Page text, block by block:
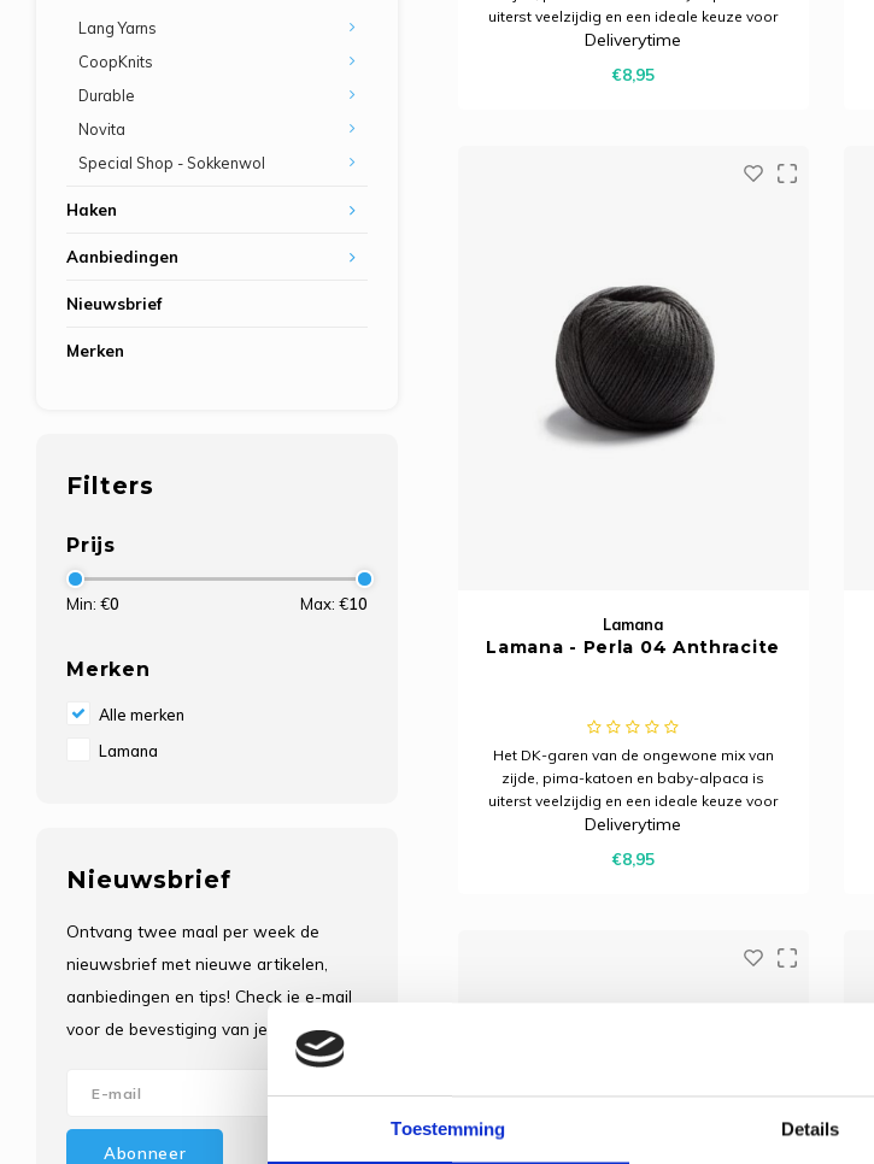
Toestemming Details
Lang Yarns
CoopKnits
Durable
Novita
Special Shop - Sokkenwol
Haken
Aanbiedingen
Nieuwsbrief
Merken
Filters
Prijs
Min: €0 Max: €10
Merken
Alle merken
Lamana
Nieuwsbrief
Ontvang twee maal per week de
nieuwsbrief met nieuwe artikelen,
aanbiedingen en tips! Check je e-mail
voor de bevestiging van je inschrijving.
Abonneer
uiterst veelzijdig en een ideale keuze voor
het hele jaar. Het wordt gekenmerkt door
uitstraling met een lichte glans.
Deliverytime
€8,95
Lamana
Lamana - Perla 04 Anthracite
Het DK-garen van de ongewone mix van
zijde, pima-katoen en baby-alpaca is
uiterst veelzijdig en een ideale keuze voor
het hele jaar. Het wordt gekenmerkt door
uitstraling met een lichte glans.
Deliverytime
€8,95